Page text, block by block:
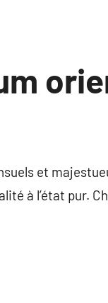
et
à l’état pur.